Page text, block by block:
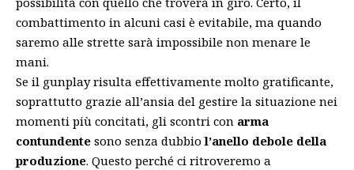
combattimento in alcuni casi è evitabile, ma quando
saremo alle strette sarà impossibile non menare le
mani.
Se il gunplay risulta effettivamente molto gratificante,
soprattutto grazie all’ansia del gestire la situazione nei
momenti più concitati, gli scontri con arma
contundente sono senza dubbiol’anello debole della
produzione. Questo perché ci ritroveremo a